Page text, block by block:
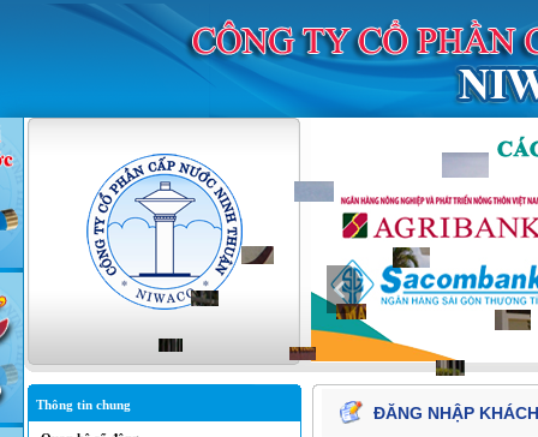
Thông tin chung ĐĂNG NHẬP